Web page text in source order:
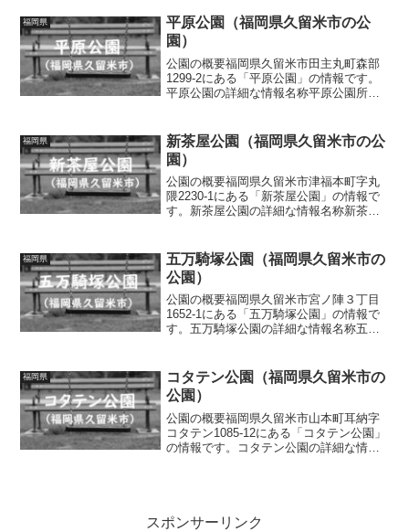
コ、雲梯、タイヤ遊具、ベンチ、水道ト
イレの有無あり車...
福岡県
平原公園（福岡県久留米市の公
園）
公園の概要福岡県久留米市田主丸町森部
1299-2にある「平原公園」の情報です。
平原公園の詳細な情報名称平原公園所在
なしトイレの有無あり車椅子対応 トイ
レなし駐車場...
福岡県
新茶屋公園（福岡県久留米市の公
園）
公園の概要福岡県久留米市津福本町字丸
隈2230-1にある「新茶屋公園」の情報で
す。新茶屋公園の詳細な情報名称新茶屋
設・遊具滑り台、ブランコ、鉄棒、砂
場、ベンチ、水道...
福岡県
五万騎塚公園（福岡県久留米市の
公園）
公園の概要福岡県久留米市宮ノ陣３丁目
1652-1にある「五万騎塚公園」の情報で
す。五万騎塚公園の詳細な情報名称五万
設・遊具五万騎塚、石碑、案内板トイレ
の有無なし車...
福岡県
コタテン公園（福岡県久留米市の
公園）
公園の概要福岡県久留米市山本町耳納字
コタテン1085-12にある「コタテン公園」
の情報です。コタテン公園の詳細な情報
スポンサーリンク